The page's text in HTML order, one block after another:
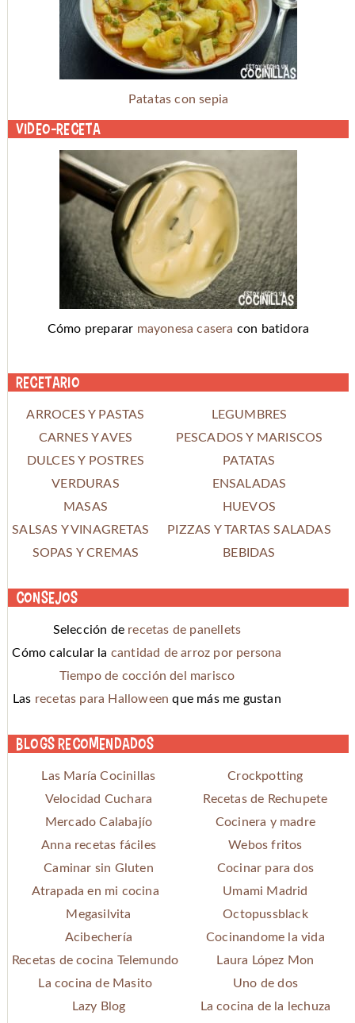
Patatas con sepia
Video-receta
Cómo preparar mayonesa casera con batidora
Recetario
ARROCES Y PASTAS
LEGUMBRES
CARNES Y AVES
PESCADOS Y MARISCOS
DULCES Y POSTRES
PATATAS
VERDURAS
ENSALADAS
MASAS
HUEVOS
SALSAS Y VINAGRETAS
PIZZAS Y TARTAS SALADAS
SOPAS Y CREMAS
BEBIDAS
Consejos
Selección de recetas de panellets
Cómo calcular la cantidad de arroz por persona
Tiempo de cocción del marisco
Las recetas para Halloween que más me gustan
Blogs recomendados
Las María Cocinillas
Crockpotting
Velocidad Cuchara
Recetas de Rechupete
Mercado Calabajío
Cocinera y madre
Anna recetas fáciles
Webos fritos
Caminar sin Gluten
Cocinar para dos
Atrapada en mi cocina
Umami Madrid
Megasilvita
Octopussblack
Acibechería
Cocinandome la vida
Recetas de cocina Telemundo
Laura López Mon
La cocina de Masito
Uno de dos
Lazy Blog
La cocina de la lechuza